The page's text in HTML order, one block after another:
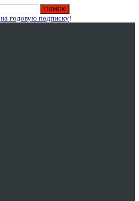
на годовую подписку!